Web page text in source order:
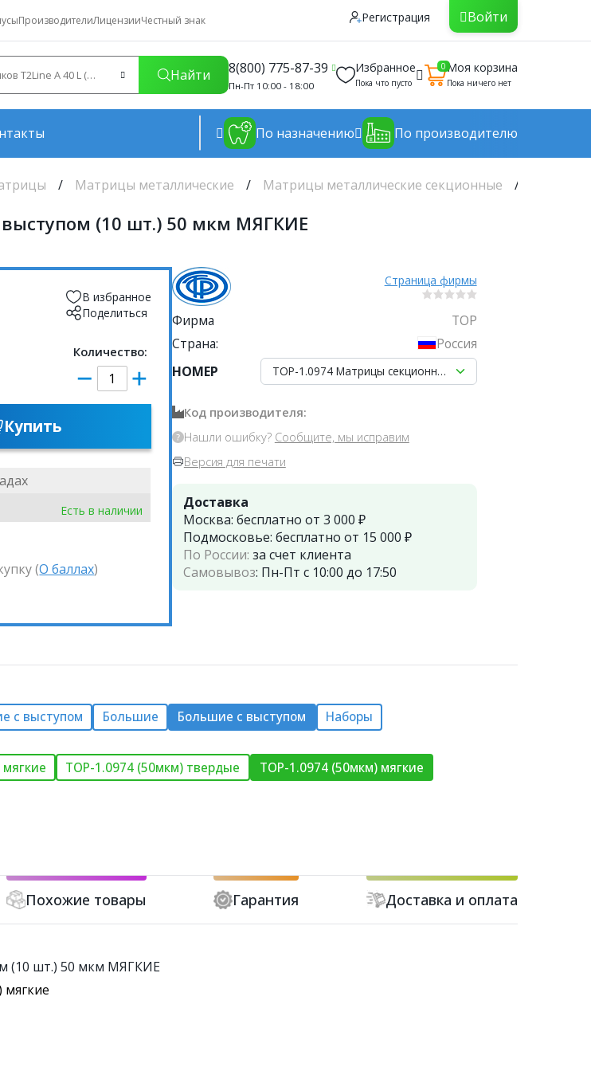
ПроизводителиЛицензииЧестный знак Регистрация Войти
Найти 8(800) 775-87-39
Пн-Пт 10:00 - 18:00
Избранное
Пока что пусто
0Моя корзина
Пока ничего нет
По назначению По производителю
Матрицы металлические Матрицы металлические секционные
(10 шт.) 50 мкм МЯГКИЕ
В избранное
Поделиться
Количество:
Купить
Есть в наличии
(О баллах)
Страница фирмы
Фирма
ТОР
Страна:
Россия
НОМЕР
ТОР-1.0974 Матрицы секционные большие с выступом
Код производителя:
Нашли ошибку? Сообщите, мы исправим
Версия для печати
Доставка
Москва: бесплатно от 3 000 ₽
Подмосковье: бесплатно от 15 000 ₽
По России: за счет клиента
Самовывоз: Пн-Пт с 10:00 до 17:50
с выступом Большие Большие с выступом Наборы
ТОР-1.0974 (50мкм) твердые ТОР-1.0974 (50мкм) мягкие
Похожие товары Гарантия Доставка и оплата
(10 шт.) 50 мкм МЯГКИЕ